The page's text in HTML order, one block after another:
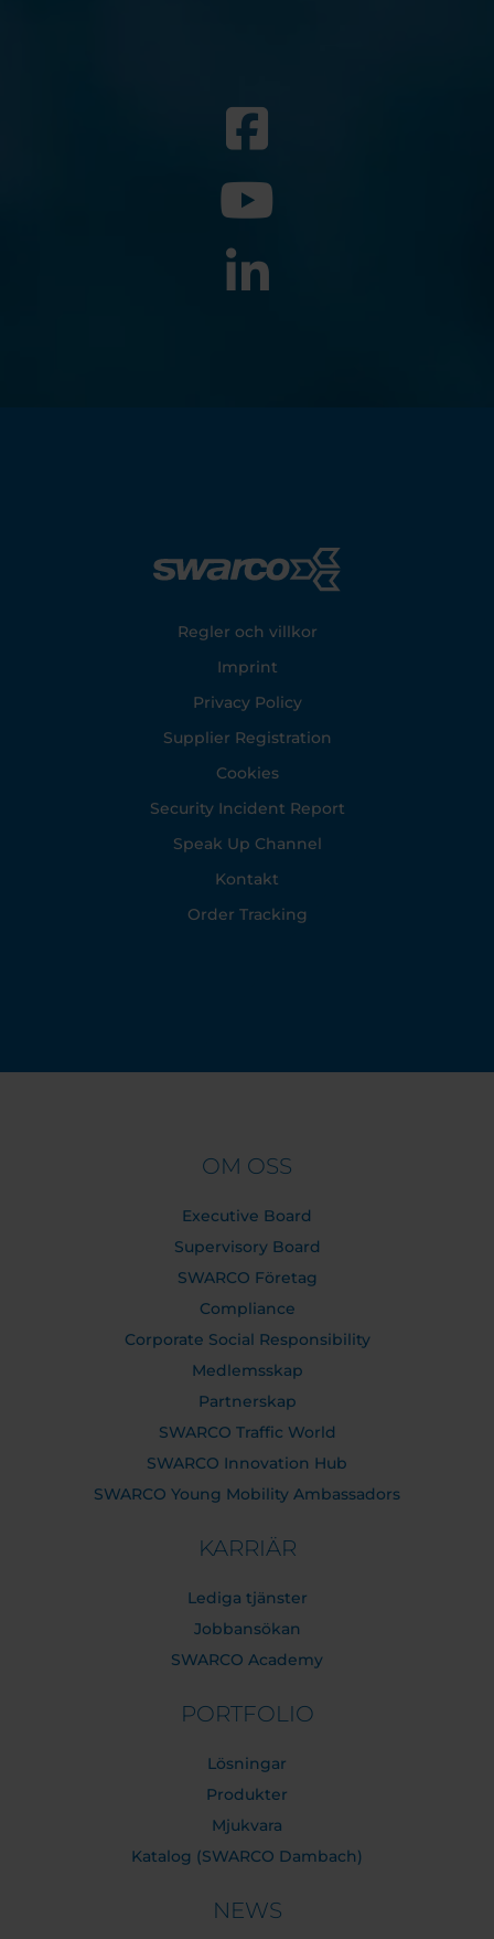
Regler och villkor
Imprint
Privacy Policy
Supplier Registration
Cookies
Security Incident Report
Speak Up Channel
Kontakt
Order Tracking
OM OSS
Executive Board
Supervisory Board
SWARCO Företag
Compliance
Corporate Social Responsibility
Medlemsskap
Partnerskap
SWARCO Traffic World
SWARCO Innovation Hub
SWARCO Young Mobility Ambassadors
KARRIÄR
Lediga tjänster
Jobbansökan
SWARCO Academy
PORTFOLIO
Lösningar
Produkter
Mjukvara
Katalog (SWARCO Dambach)
NEWS